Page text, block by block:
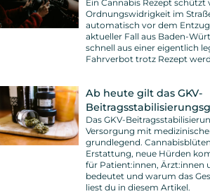
Ein Cannabis Rezept schützt
Ordnungswidrigkeit im
automatisch vor dem
aktueller Fall aus Baden-
schnell aus einer eigentlich
Fahrverbot trotz Rezept
Ab heute gilt das GKV-
Das GKV-
Versorgung mit
grundlegend.
Erstattung, neue Hürden
für Patient:innen, Ärzt:innen
bedeutet und warum das
liest du in diesem Artikel.